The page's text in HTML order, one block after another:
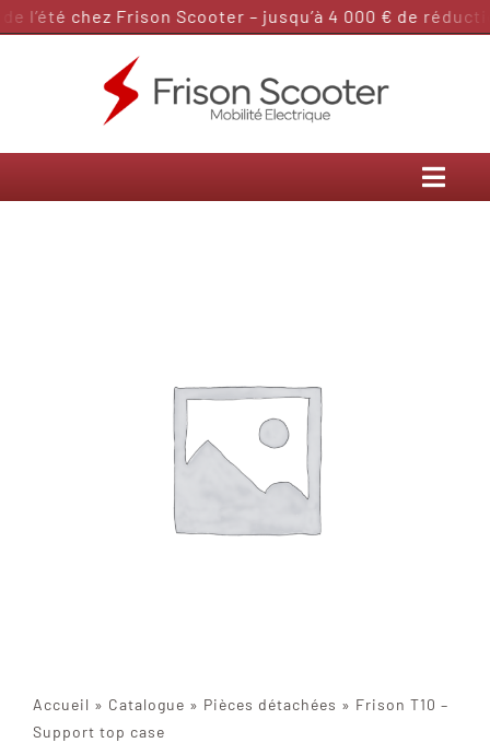
Passer
l’été chez Frison Scooter – jusqu’à 4 000 € de
Accueil » Catalogue » Pièces détachées » Frison T10 –
Support top case